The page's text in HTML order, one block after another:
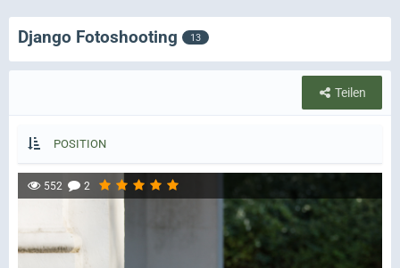
Django Fotoshooting 13
Teilen
POSITION
552 2